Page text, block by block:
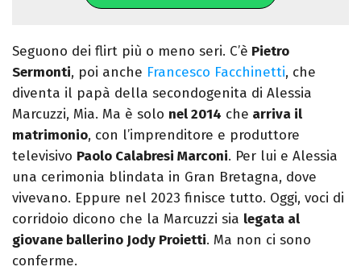
Seguono dei flirt più o meno seri. C’è Pietro
Sermonti, poi anche Francesco Facchinetti, che
diventa il papà della secondogenita di Alessia
Marcuzzi, Mia. Ma è solo nel 2014 che arriva il
matrimonio, con l’imprenditore e produttore
televisivo Paolo Calabresi Marconi. Per lui e Alessia
una cerimonia blindata in Gran Bretagna, dove
vivevano. Eppure nel 2023 finisce tutto. Oggi, voci di
corridoio dicono che la Marcuzzi sia legata al
giovane ballerino Jody Proietti. Ma non ci sono
conferme.